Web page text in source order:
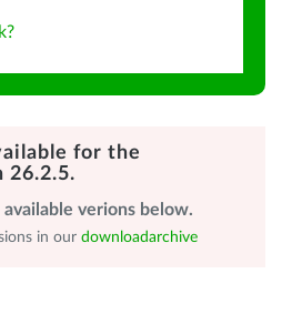
for the
26.2.5.
verions below.
in our downloadarchive